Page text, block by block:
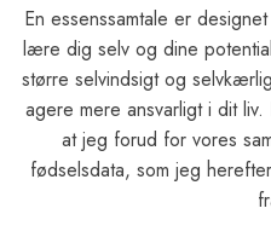
En essenssamtale er
lære dig selv og dine
større selvindsigt og
agere mere ansvarligt i dit
at jeg forud for vores
fødselsdata, som jeg